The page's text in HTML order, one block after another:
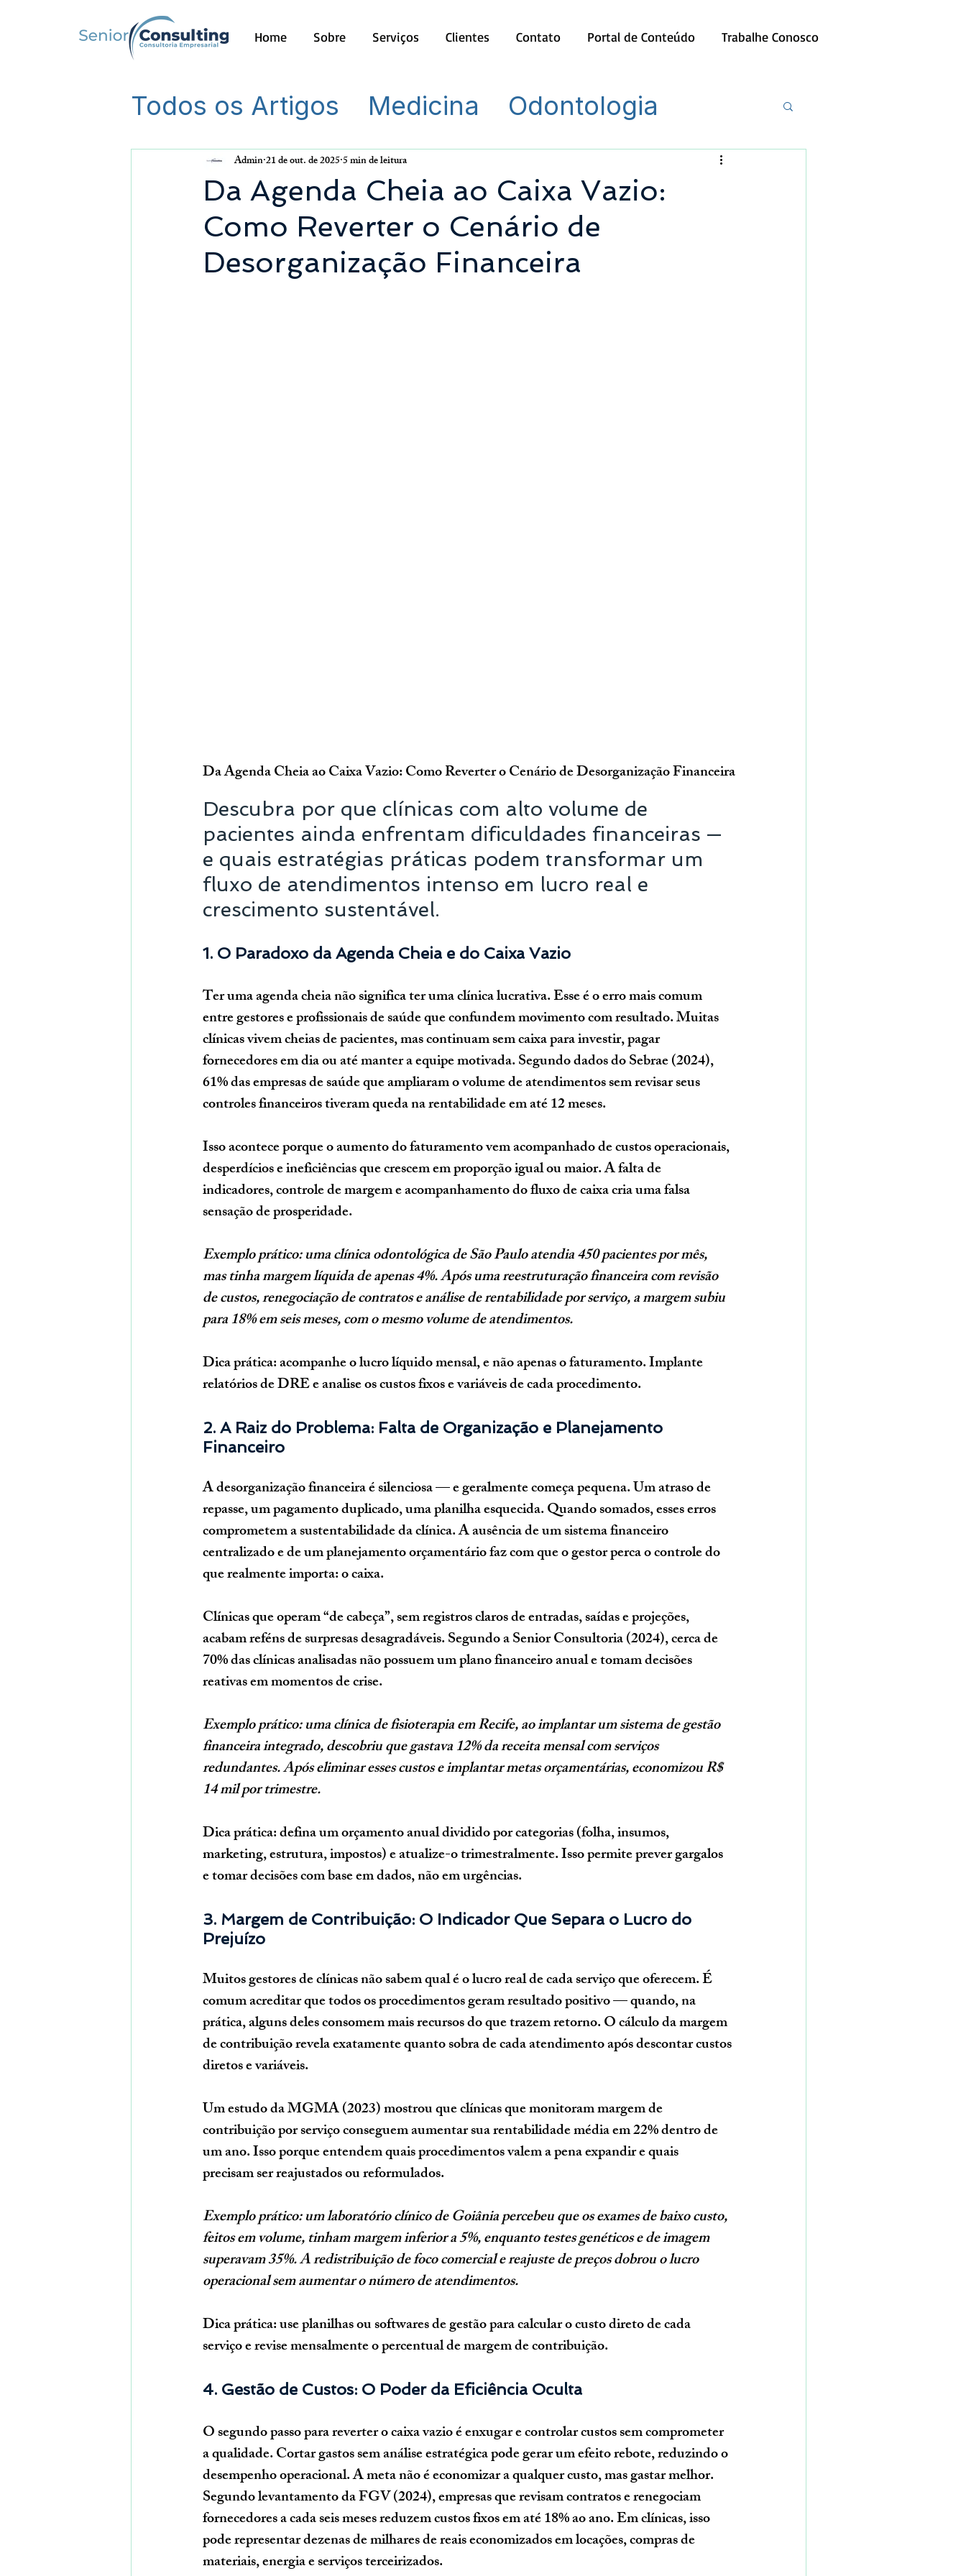
Home Sobre Serviços Clientes Contato Portal de Conteúdo Trabalhe Conosco
Todos os Artigos Medicina
Odontologia
Outros
Da Agenda Cheia ao Caixa Vazio:
Como Reverter o Cenário de
Desorganização Financeira
Admin21 de out. de 20255 min de leitura
Da Agenda Cheia ao Caixa Vazio: Como Reverter o Cenário de Desorganização Financeira
Descubra por que clínicas com alto volume de
pacientes ainda enfrentam dificuldades financeiras —
e quais estratégias práticas podem transformar um
fluxo de atendimentos intenso em lucro real e
crescimento sustentável.
1. O Paradoxo da Agenda Cheia e do Caixa Vazio
Ter uma agenda cheia não significa ter uma clínica lucrativa. Esse é o erro mais comum
entre gestores e profissionais de saúde que confundem movimento com resultado. Muitas
clínicas vivem cheias de pacientes, mas continuam sem caixa para investir, pagar
fornecedores em dia ou até manter a equipe motivada. Segundo dados do Sebrae (2024),
61% das empresas de saúde que ampliaram o volume de atendimentos sem revisar seus
controles financeiros tiveram queda na rentabilidade em até 12 meses.
Isso acontece porque o aumento do faturamento vem acompanhado de custos operacionais,
desperdícios e ineficiências que crescem em proporção igual ou maior. A falta de
indicadores, controle de margem e acompanhamento do fluxo de caixa cria uma falsa
sensação de prosperidade.
Exemplo prático:uma clínica odontológica de São Paulo atendia 450 pacientes por mês,
mas tinha margem líquida de apenas 4%. Após uma reestruturação financeira com revisão
de custos, renegociação de contratos e análise de rentabilidade por serviço, a margem subiu
para 18% em seis meses, com o mesmo volume de atendimentos.
Dica prática: acompanhe o lucro líquido mensal, e não apenas o faturamento. Implante
relatórios de DRE e analise os custos fixos e variáveis de cada procedimento.
2. A Raiz do Problema: Falta de Organização e Planejamento
Financeiro
A desorganização financeira é silenciosa — e geralmente começa pequena. Um atraso de
repasse, um pagamento duplicado, uma planilha esquecida. Quando somados, esses erros
comprometem a sustentabilidade da clínica. A ausência de um sistema financeiro
centralizado e de um planejamento orçamentário faz com que o gestor perca o controle do
que realmente importa: o caixa.
Clínicas que operam “de cabeça”, sem registros claros de entradas, saídas e projeções,
acabam reféns de surpresas desagradáveis. Segundo a Senior Consultoria (2024), cerca de
70% das clínicas analisadas não possuem um plano financeiro anual e tomam decisões
reativas em momentos de crise.
Exemplo prático:uma clínica de fisioterapia em Recife, ao implantar um sistema de gestão
financeira integrado, descobriu que gastava 12% da receita mensal com serviços
redundantes. Após eliminar esses custos e implantar metas orçamentárias, economizou R$
14 mil por trimestre.
Dica prática: defina um orçamento anual dividido por categorias (folha, insumos,
marketing, estrutura, impostos) e atualize-o trimestralmente. Isso permite prever gargalos
e tomar decisões com base em dados, não em urgências.
3. Margem de Contribuição: O Indicador Que Separa o Lucro do
Prejuízo
Muitos gestores de clínicas não sabem qual é o lucro real de cada serviço que oferecem. É
comum acreditar que todos os procedimentos geram resultado positivo — quando, na
prática, alguns deles consomem mais recursos do que trazem retorno. O cálculo da margem
de contribuição revela exatamente quanto sobra de cada atendimento após descontar custos
diretos e variáveis.
Um estudo da MGMA (2023) mostrou que clínicas que monitoram margem de
contribuição por serviço conseguem aumentar sua rentabilidade média em 22% dentro de
um ano. Isso porque entendem quais procedimentos valem a pena expandir e quais
precisam ser reajustados ou reformulados.
Exemplo prático:um laboratório clínico de Goiânia percebeu que os exames de baixo custo,
feitos em volume, tinham margem inferior a 5%, enquanto testes genéticos e de imagem
superavam 35%. A redistribuição de foco comercial e reajuste de preços dobrou o lucro
operacional sem aumentar o número de atendimentos.
Dica prática: use planilhas ou softwares de gestão para calcular o custo direto de cada
serviço e revise mensalmente o percentual de margem de contribuição.
4. Gestão de Custos: O Poder da Eficiência Oculta
O segundo passo para reverter o caixa vazio é enxugar e controlar custos sem comprometer
a qualidade. Cortar gastos sem análise estratégica pode gerar um efeito rebote, reduzindo o
desempenho operacional. A meta não é economizar a qualquer custo, mas gastar melhor.
Segundo levantamento da FGV (2024), empresas que revisam contratos e renegociam
fornecedores a cada seis meses reduzem custos fixos em até 18% ao ano. Em clínicas, isso
pode representar dezenas de milhares de reais economizados em locações, compras de
materiais, energia e serviços terceirizados.